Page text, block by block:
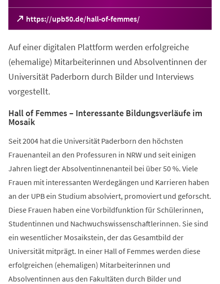
https://upb50.de/hall-of-femmes/
(Öffnet
in
neuen
Tab)
Auf einer digitalen Plattform werden erfolgreiche
(ehemalige) Mitarbeiterinnen und Absolventinnen der
Universität Paderborn durch Bilder und Interviews
vorgestellt.
Hall of Femmes – Interessante Bildungsverläufe im
Mosaik
Seit 2004 hat die Universität Paderborn den höchsten
Frauenanteil an den Professuren in NRW und seit einigen
Jahren liegt der Absolventinnenanteil bei über 50 %. Viele
Frauen mit interessanten Werdegängen und Karrieren haben
an der UPB ein Studium absolviert, promoviert und geforscht.
Diese Frauen haben eine Vorbildfunktion für Schülerinnen,
Studentinnen und Nachwuchswissenschaftlerinnen. Sie sind
ein wesentlicher Mosaikstein, der das Gesamtbild der
Universität mitprägt. In einer Hall of Femmes werden diese
erfolgreichen (ehemaligen) Mitarbeiterinnen und
Absolventinnen aus den Fakultäten durch Bilder und